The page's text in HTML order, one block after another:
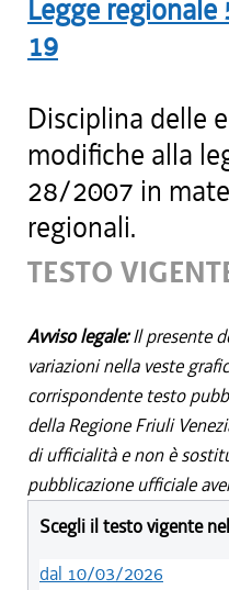
Legge regionale
19
Disciplina delle
modifiche alla
28/2007 in
regionali.
TESTO
Avviso legale:Il presente
variazioni nella veste
corrispondente testo
della Regione Friuli
di ufficialità e non è
pubblicazione ufficiale
Scegli il testo vigente
dal 10/03/2026